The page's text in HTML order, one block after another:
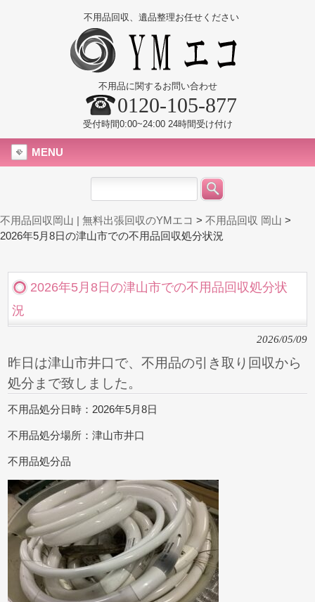
不用品回収、遺品整理お任せください
不用品に関するお問い合わせ
0120-105-877
受付時間0:00~24:00 24時間受け付け
MENU
不用品回収岡山 | 無料出張回収のYMエコ > 不用品回収 岡山 >
2026年5月8日の津山市での不用品回収処分状況
2026年5月8日の津山市での不用品回収処分状
況
2026/05/09
昨日は津山市井口で、不用品の引き取り回収から
処分まで致しました。
不用品処分日時：2026年5月8日
不用品処分場所：津山市井口
不用品処分品